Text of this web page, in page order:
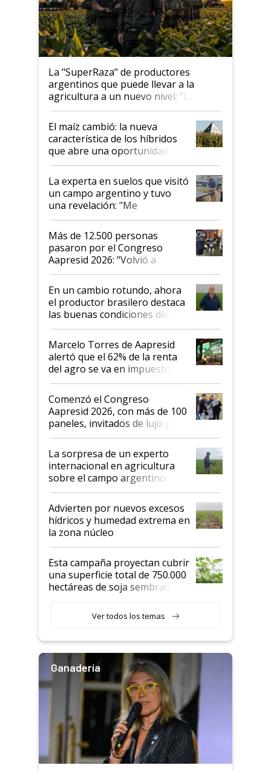
La "SuperRaza" de productores
argentinos que puede llevar a la
agricultura a un nuevo nivel: "Las
posibilidades de crecimiento son
infinitas"
El maíz cambió: la nueva
característica de los híbridos
que abre una oportunidad en
el lote
La experta en suelos que visitó
un campo argentino y tuvo
una revelación: "Me
impresionó mucho"
Más de 12.500 personas
pasaron por el Congreso
Aapresid 2026: "Volvió a
demostrar que hablar del
suelo es hablar de todo el
sistema productivo"
En un cambio rotundo, ahora
el productor brasilero destaca
las buenas condiciones del
agro argentino para invertir:
"Los veo más motivados"
Marcelo Torres de Aapresid
alertó que el 62% de la renta
del agro se va en impuestos:
"No es bueno que en
Argentina se sigan discutiendo
las mismas cosas de hace 50
años"
Comenzó el Congreso
Aapresid 2026, con más de 100
paneles, invitados de lujo y
todas las tendencias
La sorpresa de un experto
internacional en agricultura
sobre el campo argentino:
"Estoy muy impresionado"
Advierten por nuevos excesos
hídricos y humedad extrema en
la zona núcleo
Esta campaña proyectan cubrir
una superficie total de 750.000
hectáreas de soja sembradas
variedades que marcan un
salto tecnológico en genética y
Ver todos los temas
Ganadería